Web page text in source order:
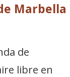
Marbella
de
libre en